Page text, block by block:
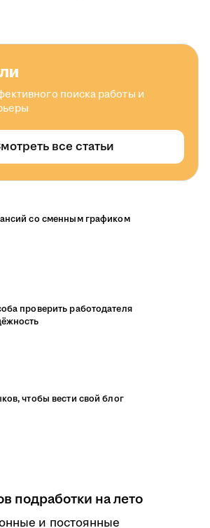
поиска работы и
все статьи
со сменным графиком
проверить работодателя
чтобы вести свой блог
подработки на лето
и постоянные